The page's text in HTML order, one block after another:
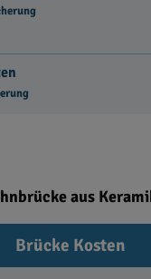
aus
Brücke Kosten